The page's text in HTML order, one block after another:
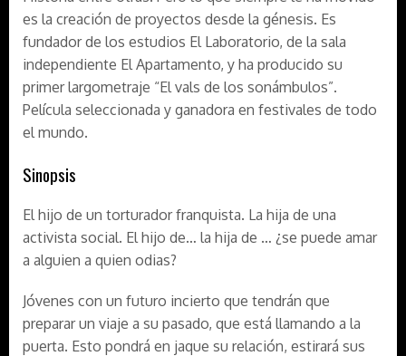
es la creación de proyectos desde la génesis. Es
fundador de los estudios El Laboratorio, de la sala
independiente El Apartamento, y ha producido su
primer largometraje “El vals de los sonámbulos”.
Película seleccionada y ganadora en festivales de todo
el mundo.
Sinopsis
El hijo de un torturador franquista. La hija de una
activista social. El hijo de… la hija de … ¿se puede amar
a alguien a quien odias?
Jóvenes con un futuro incierto que tendrán que
preparar un viaje a su pasado, que está llamando a la
puerta. Esto pondrá en jaque su relación, estirará sus